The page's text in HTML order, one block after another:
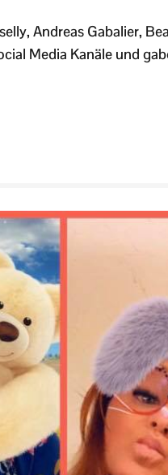
Andreas Gabalier,
Media Kanäle und